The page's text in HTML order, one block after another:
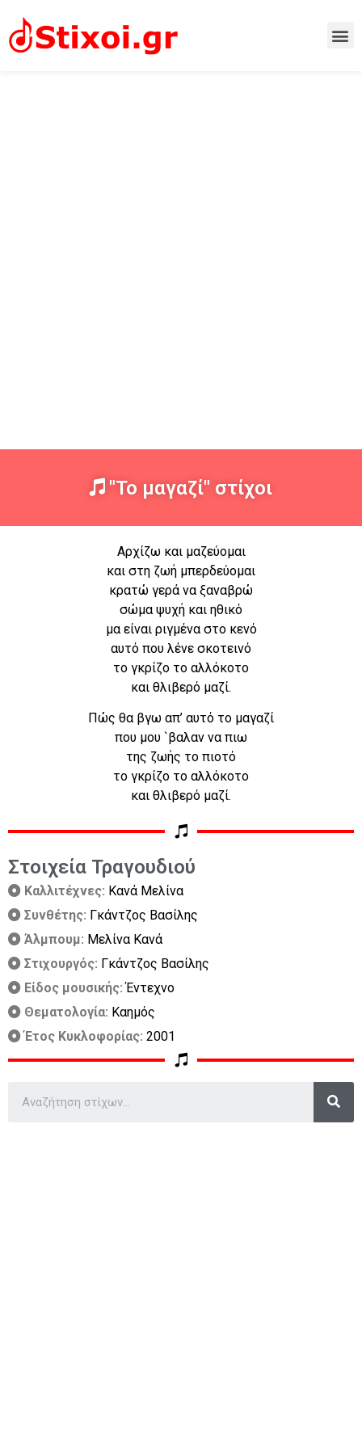
"Το μαγαζί" στίχοι
Αρχίζω και μαζεύομαι
και στη ζωή μπερδεύομαι
κρατώ γερά να ξαναβρώ
σώμα ψυχή και ηθικό
μα είναι ριγμένα στο κενό
αυτό που λένε σκοτεινό
το γκρίζο το αλλόκοτο
και θλιβερό μαζί.
Πώς θα βγω απ’ αυτό το μαγαζί
που μου `βαλαν να πιω
της ζωής το πιοτό
το γκρίζο το αλλόκοτο
και θλιβερό μαζί.
Στοιχεία Τραγουδιού
Καλλιτέχνες: Κανά Μελίνα
Συνθέτης: Γκάντζος Βασίλης
Άλμπουμ: Μελίνα Κανά
Στιχουργός: Γκάντζος Βασίλης
Είδος μουσικής:Έντεχνο
Θεματολογία: Καημός
Έτος Κυκλοφορίας: 2001